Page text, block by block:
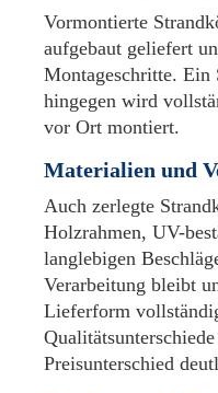
Vormontierte
aufgebaut geliefert
Montageschritte. Ein
hingegen wird
vor Ort montiert.
Materialien und
Auch zerlegte
Holzrahmen, UV-
langlebigen
Verarbeitung bleibt
Lieferform
Preisunterschied